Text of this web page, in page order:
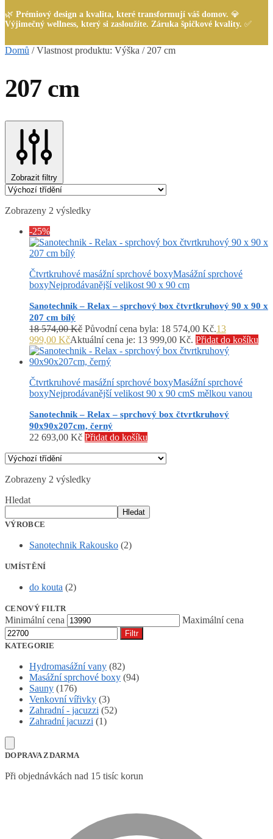
🌿 Prémiový design a kvalita, které transformují váš domov. 💎
Výjimečný wellness, který si zasloužíte. Záruka špičkové kvality. ✅
Domů /Vlastnost produktu: Výška / 207 cm
207 cm
Zobrazit filtry
Zobrazeny 2 výsledky
-25%
Čtvrtkruhové masážní sprchové boxyMasážní sprchové
boxyNejprodávanější velikost 90 x 90 cm
Sanotechnik – Relax – sprchový box čtvrtkruhový 90 x 90 x
207 cm bílý
18 574,00Kč Původní cena byla: 18 574,00 Kč.13
999,00 KčAktuální cena je: 13 999,00 Kč. Přidat do košíku
Čtvrtkruhové masážní sprchové boxyMasážní sprchové
boxyNejprodávanější velikost 90 x 90 cmS mělkou vanou
Sanotechnik – Relax – sprchový box čtvrtkruhový
90x90x207cm, černý
22 693,00 Kč Přidat do košíku
Zobrazeny 2 výsledky
Hledat
Hledat
VÝROBCE
Sanotechnik Rakousko (2)
UMÍSTĚNÍ
do kouta (2)
CENOVÝ FILTR
Minimální cena Maximální cena
Filtr
KATEGORIE
Hydromasážní vany (82)
Masážní sprchové boxy (94)
Sauny (176)
Venkovní vířivky (3)
Zahradní - jacuzzi (52)
Zahradní jacuzzi (1)
DOPRAVA ZDARMA
Při objednávkách nad 15 tisíc korun